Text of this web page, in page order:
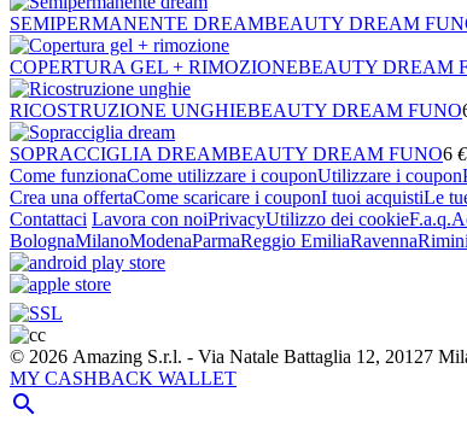
SEMIPERMANENTE DREAMBEAUTY DREAM
COPERTURA GEL + RIMOZIONEBEAUTY DREAM
RICOSTRUZIONE UNGHIEBEAUTY DREAM FUNO
SOPRACCIGLIA DREAMBEAUTY DREAM FUNO6 €
Come funzionaCome utilizzare i couponUtilizzare i coupon
Crea una offertaCome scaricare i couponI tuoi acquistiLe
Contattaci Lavora con noiPrivacyUtilizzo dei cookieF.a.q.
BolognaMilanoModenaParmaReggio EmiliaRavennaRimini
© 2026 Amazing S.r.l. - Via Natale Battaglia 12, 20127
MY CASHBACK WALLET
